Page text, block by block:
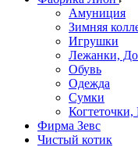
Амуниция
Зимняя
Игрушки
Лежанки,
Обувь
Одежда
Сумки
Фирма Зевс
Чистый котик